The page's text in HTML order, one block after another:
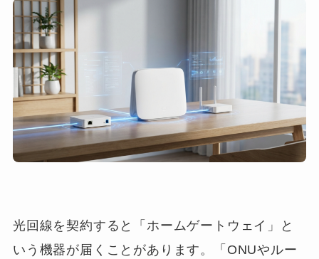
光回線を契約すると「ホームゲートウェイ」と
いう機器が届くことがあります。「ONUやルー